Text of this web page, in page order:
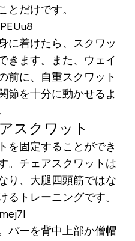
とだけです。
に着けたら、スクワッ
きます。また、ウェイ
前に、自重スクワット
節を十分に動かせるよ
スクワット
を固定することができ
。チェアスクワットは
り、大腿四頭筋ではな
るトレーニングです。
バーを背中上部か僧帽